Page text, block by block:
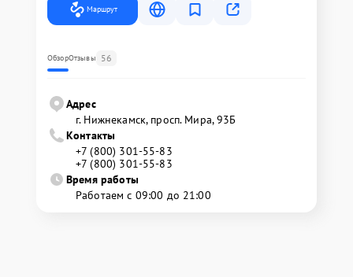
Маршрут
ОбзорОтзывы 56
Адрес
г. Нижнекамск, просп. Мира, 93Б
Контакты
+7 (800) 301-55-83
+7 (800) 301-55-83
Время работы
Работаем с 09:00 до 21:00